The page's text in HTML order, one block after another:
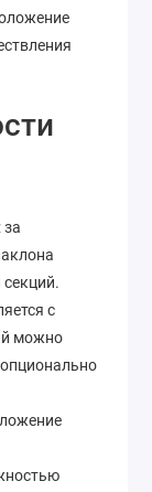
с
можно